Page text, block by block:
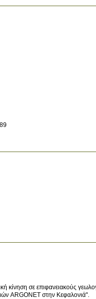
σε επιφανειακούς
ARGONET στην Κεφαλονιά".